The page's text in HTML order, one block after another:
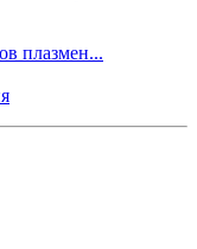
плазмен...